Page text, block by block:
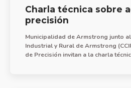
Charla técnica sobre
precisión
Municipalidad de Armstrong junto
Industrial y Rural de Armstrong
de Precisión invitan a la charla